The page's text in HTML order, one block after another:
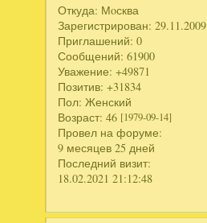
Откуда: Мoсква
Зарегистрирован: 29.11.2009
Приглашений: 0
Сообщений: 61900
Уважение: +49871
Позитив: +31834
Пол: Женский
Возраст: 46 [1979-09-14]
Провел на форуме:
9 месяцев 25 дней
Последний визит:
18.02.2021 21:12:48